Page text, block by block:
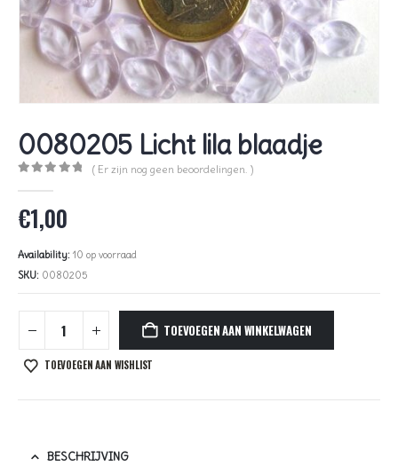
0080205 Licht lila blaadje
( Er zijn nog geen beoordelingen. )
€1,00
Availability: 10 op voorraad
SKU: 0080205
TOEVOEGEN AAN WINKELWAGEN
TOEVOEGEN AAN WISHLIST
BESCHRIJVING